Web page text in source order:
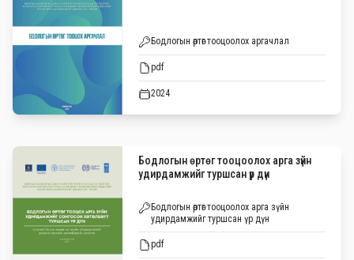
Бодлогын өртөг тооцоолох аргачлал
pdf
2024
Бодлогын өртөг тооцоолох арга зүйн
удирдамжийг туршсан үр дүн
Бодлогын өртөг тооцоолох арга зүйн
удирдамжийг туршсан үр дүн
pdf